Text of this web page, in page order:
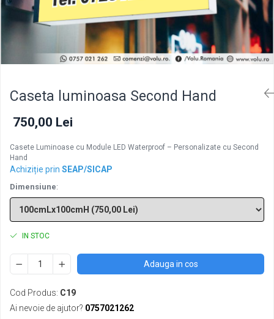
Caseta luminoasa Second Hand
750,00 Lei
Casete Luminoase cu Module LED Waterproof – Personalizate cu Second
Hand
Achiziție prin SEAP/SICAP
Dimensiune:
IN STOC
Adauga in cos
Cod Produs: C19
Ai nevoie de ajutor? 0757021262